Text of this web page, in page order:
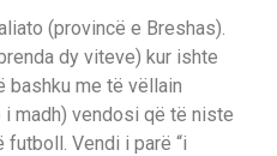
(provincë e Breshas).
dy viteve) kur ishte
bashku me të vëllain
madh) vendosi që të niste
Vendi i parë “i